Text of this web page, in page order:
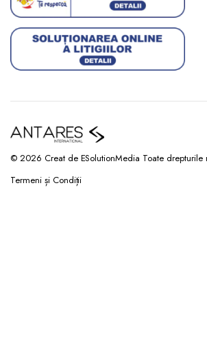
© 2026 Creat de ESolutionMedia Toate drepturile
Termeni și Condiții